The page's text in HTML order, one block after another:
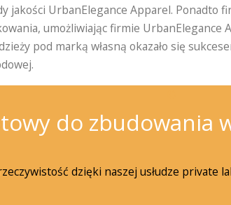
jakości UrbanElegance Apparel. Ponadto
umożliwiając firmie UrbanElegance
pod marką własną okazało się
do zbudowania
dzięki naszej usłudze